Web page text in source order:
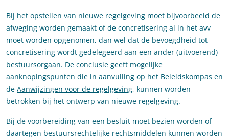
Bij het opstellen van nieuwe regelgeving moet bijvoorbeeld de
afweging worden gemaakt of de concretisering al in het avv
moet worden opgenomen, dan wel dat de bevoegdheid tot
concretisering wordt gedelegeerd aan een ander (uitvoerend)
bestuursorgaan. De conclusie geeft mogelijke
aanknopingspunten die in aanvulling op het Beleidskompas en
de Aanwijzingen voor de regelgeving, kunnen worden
betrokken bij het ontwerp van nieuwe regelgeving.
Bij de voorbereiding van een besluit moet bezien worden of
daartegen bestuursrechtelijke rechtsmiddelen kunnen worden